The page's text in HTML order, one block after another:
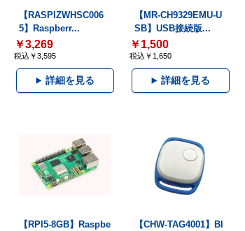
【RASPIZWHSC006
5】Raspberr...
￥3,269
税込￥3,595
詳細を見る
【MR-CH9329EMU-U
SB】USB接続版...
￥1,500
税込￥1,650
詳細を見る
【RPI5-8GB】Raspbe
【CHW-TAG4001】Bl